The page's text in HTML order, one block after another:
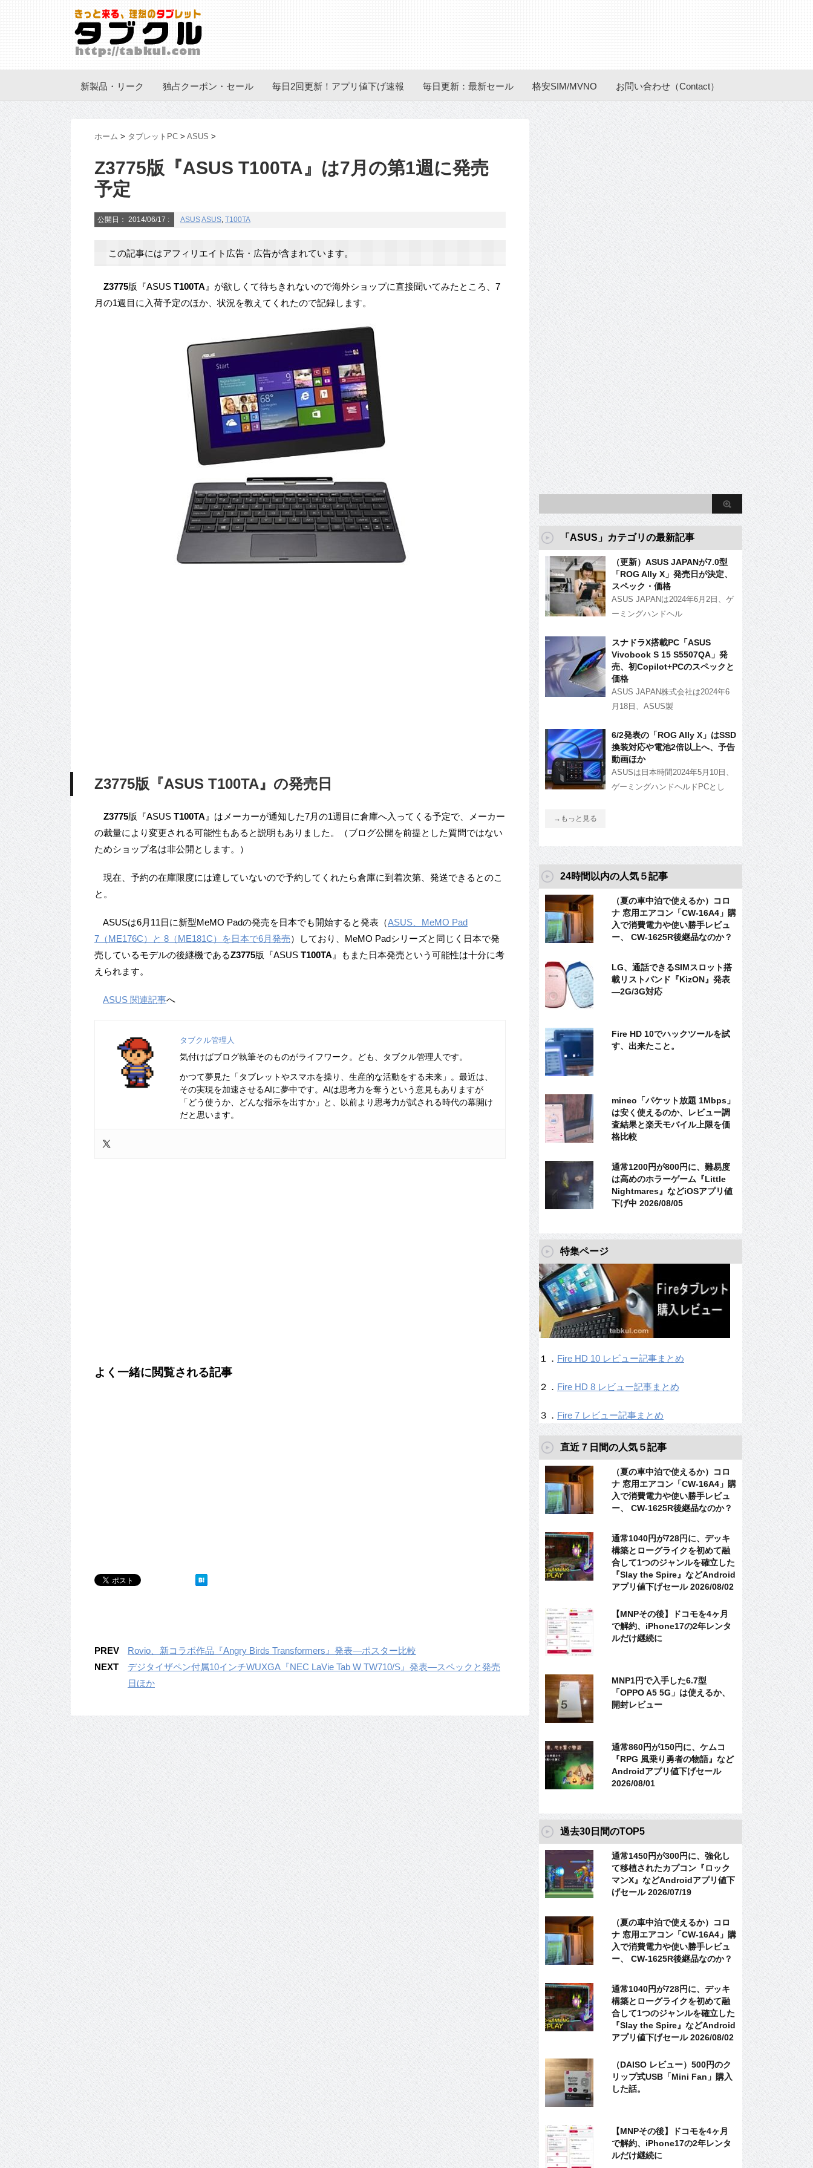
新製品・リーク 独占クーポン・セール 毎日2回更新！アプリ値下げ速報 毎日更新：最新セール 格安SIM/MVNO お問い合わせ（Contact）
ホーム > タブレットPC > ASUS >
Z3775版『ASUS T100TA』は7月の第1週に発売
予定
公開日： 2014/06/17 : ASUSASUS, T100TA
この記事にはアフィリエイト広告・広告が含まれています。
Z3775版『ASUS T100TA 』が欲しくて待ちきれないので海外ショップに直接聞いてみたところ、7
月の1週目に入荷予定のほか、状況を教えてくれたので記録します。
Z3775版『ASUS T100TA』の発売日
Z3775版『ASUS T100TA 』はメーカーが通知した7月の1週目に倉庫へ入ってくる予定で、メーカー
の裁量により変更される可能性もあると説明もありました。（ブログ公開を前提とした質問ではない
ためショップ名は非公開とします。）
現在、予約の在庫限度には達していないので予約してくれたら倉庫に到着次第、発送できるとのこ
と。
ASUSは6月11日に新型MeMO Padの発売を日本でも開始すると発表（ASUS、MeMO Pad
7（ME176C）と 8（ME181C）を日本で6月発売）しており、MeMO Padシリーズと同じく日本で発
売しているモデルの後継機であるZ3775版『ASUS T100TA 』もまた日本発売という可能性は十分に考
えられます。
ASUS 関連記事へ
タブクル管理人
気付けばブログ執筆そのものがライフワーク。ども、タブクル管理人です。
かつて夢見た「タブレットやスマホを操り、生産的な活動をする未来」。最近は、
その実現を加速させるAIに夢中です。AIは思考力を奪うという意見もありますが
「どう使うか、どんな指示を出すか」と、以前より思考力が試される時代の幕開け
だと思います。
よく一緒に閲覧される記事
PREV
Rovio、新コラボ作品『Angry Birds Transformers』発表―ポスター比較
NEXT
デジタイザペン付属10インチWUXGA『NEC LaVie Tab W TW710/S』発表―スペックと発売
日ほか
「ASUS」カテゴリの最新記事
（更新）ASUS JAPANが7.0型
「ROG Ally X」発売日が決定、
スペック・価格
ASUS JAPANは2024年6月2日、ゲ
ーミングハンドヘル
スナドラX搭載PC「ASUS
Vivobook S 15 S5507QA」発
売、初Copilot+PCのスペックと
価格
ASUS JAPAN株式会社は2024年6
月18日、ASUS製
6/2発表の「ROG Ally X」はSSD
換装対応や電池2倍以上へ、予告
動画ほか
ASUSは日本時間2024年5月10日、
ゲーミングハンドヘルドPCとし
→もっと見る
24時間以内の人気５記事
（夏の車中泊で使えるか）コロ
ナ 窓用エアコン「CW-16A4」購
入で消費電力や使い勝手レビュ
ー、 CW-1625R後継品なのか？
LG、通話できるSIMスロット搭
載リストバンド『KizON』発表
―2G/3G対応
Fire HD 10でハックツールを試
す、出来たこと。
mineo「パケット放題 1Mbps」
は安く使えるのか、レビュー調
査結果と楽天モバイル上限を価
格比較
通常1200円が800円に、難易度
は高めのホラーゲーム『Little
Nightmares』などiOSアプリ値
下げ中 2026/08/05
特集ページ
１． Fire HD 10 レビュー記事まとめ
２． Fire HD 8 レビュー記事まとめ
３． Fire 7 レビュー記事まとめ
直近７日間の人気５記事
（夏の車中泊で使えるか）コロ
ナ 窓用エアコン「CW-16A4」購
入で消費電力や使い勝手レビュ
ー、 CW-1625R後継品なのか？
通常1040円が728円に、デッキ
構築とローグライクを初めて融
合して1つのジャンルを確立した
『Slay the Spire』などAndroid
アプリ値下げセール 2026/08/02
【MNPその後】ドコモを4ヶ月
で解約、iPhone17の2年レンタ
ルだけ継続に
MNP1円で入手した6.7型
「OPPO A5 5G」は使えるか、
開封レビュー
通常860円が150円に、ケムコ
『RPG 風乗り勇者の物語』など
Androidアプリ値下げセール
2026/08/01
過去30日間のTOP5
通常1450円が300円に、強化し
て移植されたカプコン『ロック
マンX』などAndroidアプリ値下
げセール 2026/07/19
（夏の車中泊で使えるか）コロ
ナ 窓用エアコン「CW-16A4」購
入で消費電力や使い勝手レビュ
ー、 CW-1625R後継品なのか？
通常1040円が728円に、デッキ
構築とローグライクを初めて融
合して1つのジャンルを確立した
『Slay the Spire』などAndroid
アプリ値下げセール 2026/08/02
（DAISO レビュー）500円のク
リップ式USB「Mini Fan」購入
した話。
【MNPその後】ドコモを4ヶ月
で解約、iPhone17の2年レンタ
ルだけ継続に